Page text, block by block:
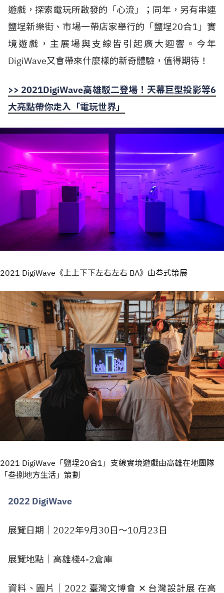
遊戲，探索電玩所啟發的「心流」；同年，另有串連
鹽埕新樂街、市場一帶店家舉行的「鹽埕20合1」實
境遊戲，主展場與支線皆引起廣大迴響。今年
DigiWave又會帶來什麼樣的新奇體驗，值得期待！
>> 2021DigiWave高雄駁二登場！天幕巨型投影等6
大亮點帶你走入「電玩世界」
2021 DigiWave《上上下下左右左右 BA》由叁式策展
2021 DigiWave「鹽埕20合1」支線實境遊戲由高雄在地團隊
「叁捌地方生活」策劃
2022 DigiWave
展覽日期｜2022年9月30日～10月23日
展覽地點｜高雄棧4-2倉庫
資料、圖片｜2022 臺灣文博會 ✕ 台灣設計展 在高